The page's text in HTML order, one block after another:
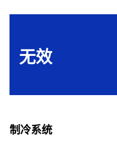
无效
制冷系统